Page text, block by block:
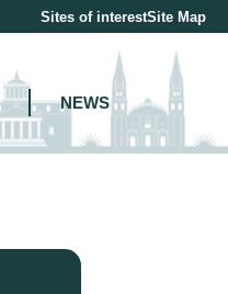
Sites of interestSite Map
NEWS